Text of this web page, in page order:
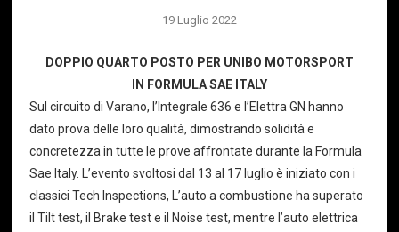
19 Luglio 2022
DOPPIO QUARTO POSTO PER UNIBO MOTORSPORT
IN FORMULA SAE ITALY
Sul circuito di Varano, l’Integrale 636 e l’Elettra GN hanno
dato prova delle loro qualità, dimostrando solidità e
concretezza in tutte le prove affrontate durante la Formula
Sae Italy. L’evento svoltosi dal 13 al 17 luglio è iniziato con i
classici Tech Inspections, L’auto a combustione ha superato
il Tilt test, il Brake test e il Noise test, mentre l’auto elettrica